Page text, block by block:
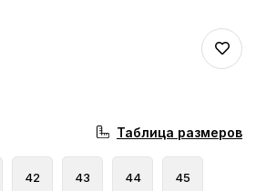
Таблица размеров
42 43 44 45